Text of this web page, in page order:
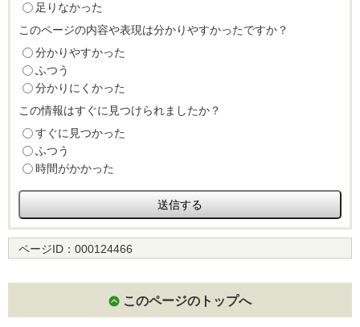
足りなかった
このページの内容や表現は分かりやすかったですか？
分かりやすかった
ふつう
分かりにくかった
この情報はすぐに見つけられましたか？
すぐに見つかった
ふつう
時間がかかった
ページID： 000124466
このページのトップへ